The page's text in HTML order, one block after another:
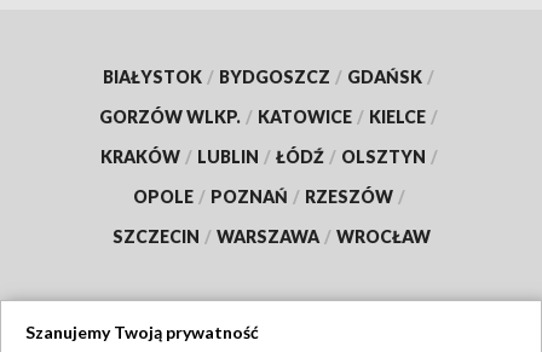
BIAŁYSTOK / BYDGOSZCZ / GDAŃSK /
GORZÓW WLKP. / KATOWICE / KIELCE /
KRAKÓW / LUBLIN / ŁÓDŹ / OLSZTYN /
OPOLE / POZNAŃ / RZESZÓW /
SZCZECIN / WARSZAWA / WROCŁAW
Szanujemy Twoją prywatność